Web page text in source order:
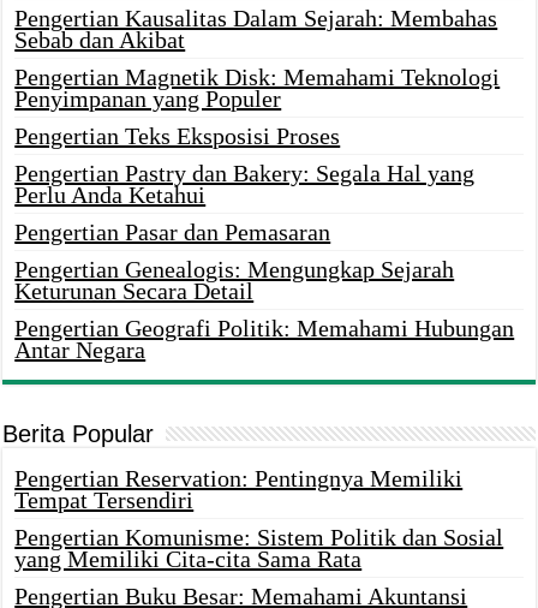
Pengertian Kausalitas Dalam Sejarah: Membahas
Sebab dan Akibat
Pengertian Magnetik Disk: Memahami Teknologi
Penyimpanan yang Populer
Pengertian Teks Eksposisi Proses
Pengertian Pastry dan Bakery: Segala Hal yang
Perlu Anda Ketahui
Pengertian Pasar dan Pemasaran
Pengertian Genealogis: Mengungkap Sejarah
Keturunan Secara Detail
Pengertian Geografi Politik: Memahami Hubungan
Antar Negara
Berita Popular
Pengertian Reservation: Pentingnya Memiliki
Tempat Tersendiri
Pengertian Komunisme: Sistem Politik dan Sosial
yang Memiliki Cita-cita Sama Rata
Pengertian Buku Besar: Memahami Akuntansi